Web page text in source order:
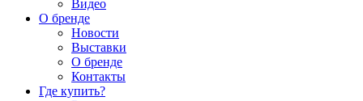
Видео
О бренде
Новости
Выставки
О бренде
Контакты
Где купить?